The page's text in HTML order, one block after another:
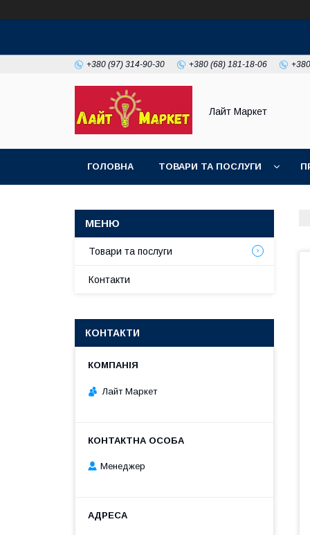
+380 (97) 314-90-30 +380 (68) 181-18-06
Лайт Маркет
ГОЛОВНА ТОВАРИ ТА ПОСЛУГИ
Товари та послуги
Контакти
КОНТАКТИ
Лайт Маркет
Менеджер